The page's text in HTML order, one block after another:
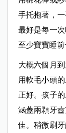
手托抱著，
最好是每一
至少寶寶睡前
大概六個月
用軟毛小頭
正好。孩子
涵蓋兩顆牙
佳。稍微刷